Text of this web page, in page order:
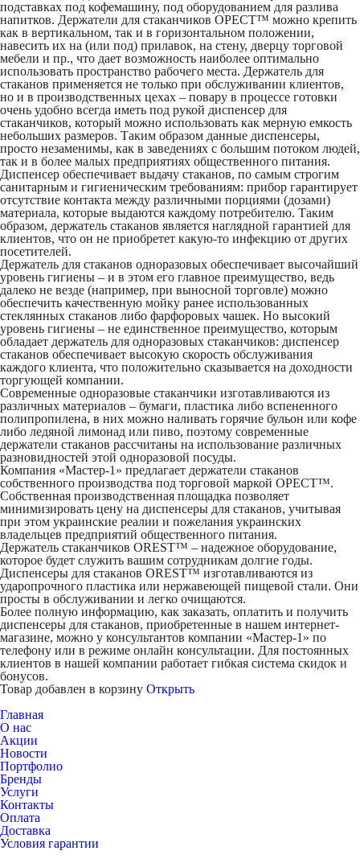
подставках под кофемашину, под оборудованием для разлива
напитков. Держатели для стаканчиков ОРЕСТ™ можно крепить
как в вертикальном, так и в горизонтальном положении,
навесить их на (или под) прилавок, на стену, дверцу торговой
мебели и пр., что дает возможность наиболее оптимально
использовать пространство рабочего места. Держатель для
стаканов применяется не только при обслуживании клиентов,
но и в производственных цехах – повару в процессе готовки
очень удобно всегда иметь под рукой диспенсер для
стаканчиков, который можно использовать как мерную емкость
небольших размеров. Таким образом данные диспенсеры,
просто незаменимы, как в заведениях с большим потоком людей,
так и в более малых предприятиях общественного питания.
Диспенсер обеспечивает выдачу стаканов, по самым строгим
санитарным и гигиеническим требованиям: прибор гарантирует
отсутствие контакта между различными порциями (дозами)
материала, которые выдаются каждому потребителю. Таким
образом, держатель стаканов является наглядной гарантией для
клиентов, что он не приобретет какую-то инфекцию от других
посетителей.
Держатель для стаканов одноразовых обеспечивает высочайший
уровень гигиены – и в этом его главное преимущество, ведь
далеко не везде (например, при выносной торговле) можно
обеспечить качественную мойку ранее использованных
стеклянных стаканов либо фарфоровых чашек. Но высокий
уровень гигиены – не единственное преимущество, которым
обладает держатель для одноразовых стаканчиков: диспенсер
стаканов обеспечивает высокую скорость обслуживания
каждого клиента, что положительно сказывается на доходности
торгующей компании.
Современные одноразовые стаканчики изготавливаются из
различных материалов – бумаги, пластика либо вспененного
полипропилена, в них можно наливать горячие бульон или кофе
либо ледяной лимонад или пиво, поэтому современные
держатели стаканов рассчитаны на использование различных
разновидностей этой одноразовой посуды.
Компания «Мастер-1» предлагает держатели стаканов
собственного производства под торговой маркой ОРЕСТ™.
Собственная производственная площадка позволяет
минимизировать цену на диспенсеры для стаканов, учитывая
при этом украинские реалии и пожелания украинских
владельцев предприятий общественного питания.
Держатель стаканчиков OREST™ – надежное оборудование,
которое будет служить вашим сотрудникам долгие годы.
Диспенсеры для стаканов OREST™ изготавливаются из
ударопрочного пластика или нержавеющей пищевой стали. Они
просты в обслуживании и легко очищаются.
Более полную информацию, как заказать, оплатить и получить
диспенсеры для стаканов, приобретенные в нашем интернет-
магазине, можно у консультантов компании «Мастер-1» по
телефону или в режиме онлайн консультации. Для постоянных
клиентов в нашей компании работает гибкая система скидок и
бонусов.
Товар добавлен в корзину Открыть
Главная
О нас
Акции
Новости
Портфолио
Бренды
Услуги
Контакты
Оплата
Доставка
Условия гарантии